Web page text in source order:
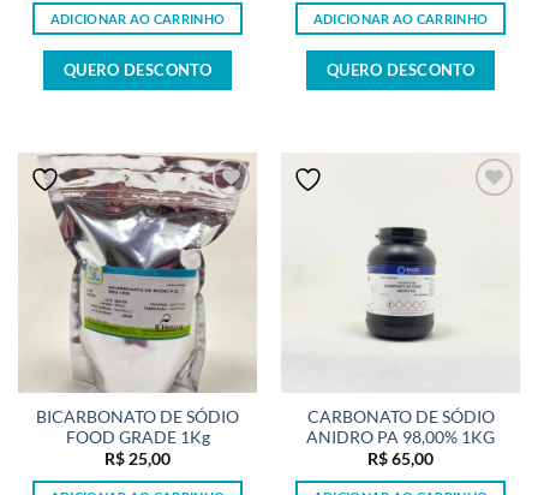
ADICIONAR AO CARRINHO
QUERO DESCONTO
ADICIONAR AO CARRINHO
QUERO DESCONTO
BICARBONATO DE SÓDIO
FOOD GRADE 1Kg
R$25,00
CARBONATO DE SÓDIO
ANIDRO PA 98,00% 1KG
R$65,00